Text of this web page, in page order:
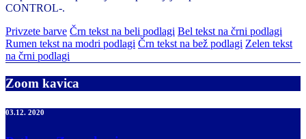
CONTROL-.
Privzete barve Črn tekst na beli podlagi Bel tekst na črni podlagi
Rumen tekst na modri podlagi Črn tekst na bež podlagi Zelen tekst
na črni podlagi
Zoom kavica
03.12. 2020